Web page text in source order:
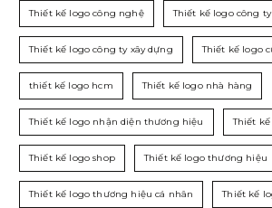
Thiết kế logo công nghệ Thiết kế logo công ty
Thiết kế logo công ty xây dựng Thiết kế logo
thiết kế logo hcm Thiết kế logo nhà hàng
Thiết kế logo nhận diện thương hiệu Thiết
Thiết kế logo shop Thiết kế logo thương hiệu
Thiết kế logo thương hiệu cá nhân Thiết kế